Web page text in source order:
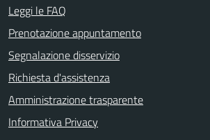
Leggi le FAQ
Prenotazione appuntamento
Segnalazione disservizio
Richiesta d'assistenza
Amministrazione trasparente
Informativa Privacy